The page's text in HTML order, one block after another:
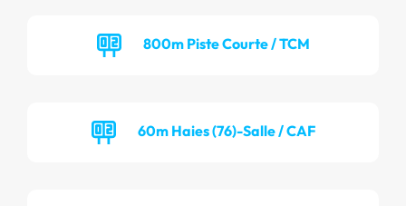
800m Piste Courte / TCM
60m Haies (76)-Salle / CAF